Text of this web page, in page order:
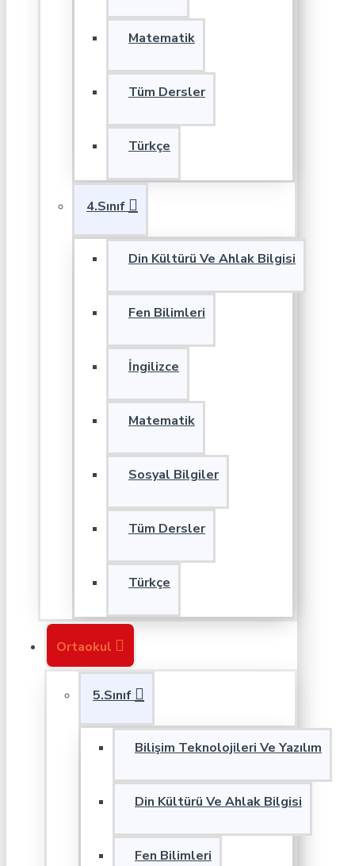
Matematik
Tüm Dersler
Türkçe
4.Sınıf
Din Kültürü Ve Ahlak Bilgisi
Fen Bilimleri
İngilizce
Matematik
Sosyal Bilgiler
Tüm Dersler
Türkçe
Ortaokul
5.Sınıf
Bilişim Teknolojileri Ve Yazılım
Din Kültürü Ve Ahlak Bilgisi
Fen Bilimleri